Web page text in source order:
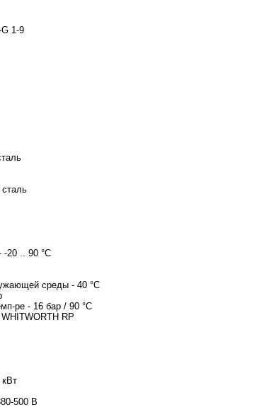
1-9
-20 .. 90 °C
среды - 40 °C
ре - 16 бар / 90 °C
RP
500 В